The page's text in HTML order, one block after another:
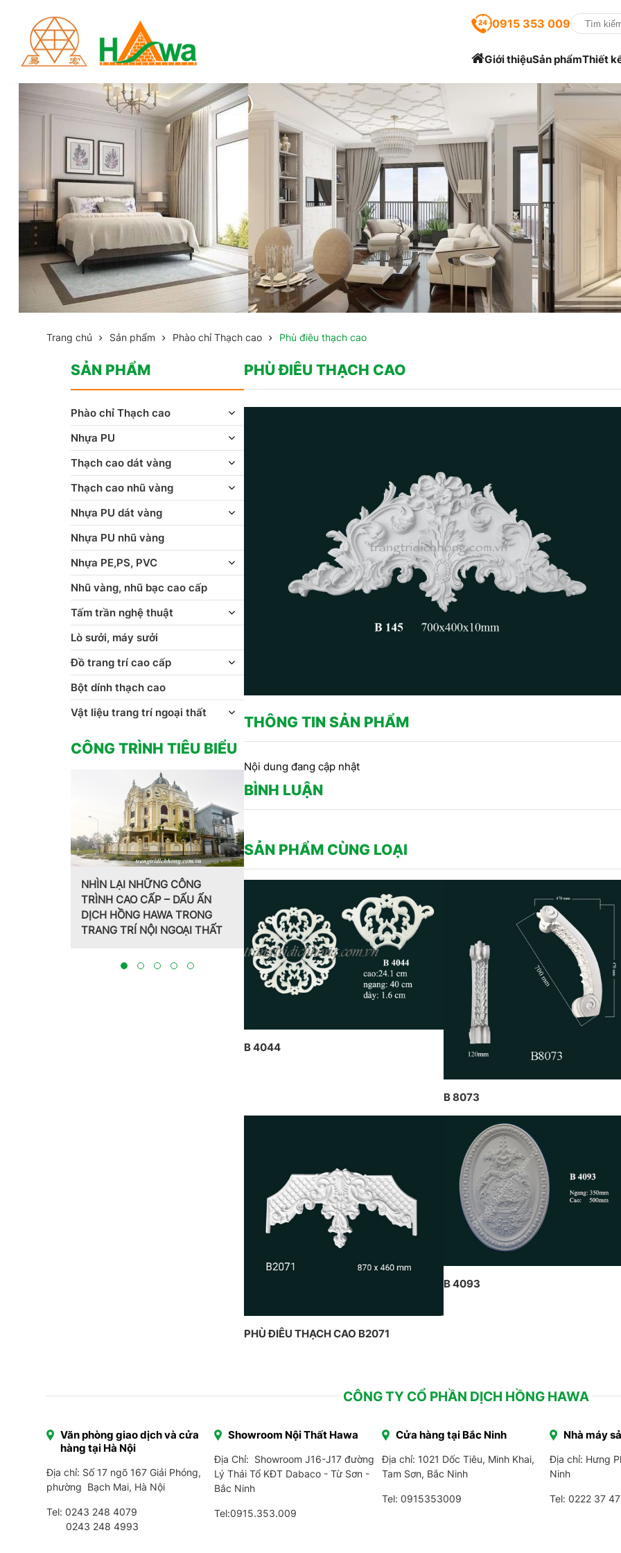
0915 353 009
Giới thiệuSản phẩmThiết
Trang chủ Sản phẩm Phào chỉ Thạch cao Phù điêu thạch cao
PHÙ ĐIÊU THẠCH CAO
THÔNG TIN SẢN PHẨM
Nội dung đang cập nhật
BÌNH LUẬN
SẢN PHẨM CÙNG LOẠI
B 4044
B 8073
PHÙ ĐIÊU THẠCH CAO B2071
B 4093
SẢN PHẨM
Phào chỉ Thạch cao
Nhựa PU
Thạch cao dát vàng
Thạch cao nhũ vàng
Nhựa PU dát vàng
Nhựa PU nhũ vàng
Nhựa PE,PS, PVC
Nhũ vàng, nhũ bạc cao cấp
Tấm trần nghệ thuật
Lò sưởi, máy sưởi
Đồ trang trí cao cấp
Bột dính thạch cao
Vật liệu trang trí ngoại thất
CÔNG TRÌNH TIÊU BIỂU
Trang trí nội thất theo phong
cách Pháp do CT CP Dịch
Hồng Hawa thiết kế, thi công
MẪU PHÀO CHỈ THẠCH CAO -
HOA VĂN TRANG TRÍ TRẦN DO
CT CP DỊCH HỒNG HAWA
THỰC HIỆN TẠI PENHOUSE
BẮC NINH
CÔNG TRÌNH SỬ DỤNG PHÀO
CHỈ HOA VĂN THẠCH CAO DO
CÔNG TY DỊCH HỒNG HAWA
THIẾT KẾ VÀ THI CÔNG THEO
PHONG CÁCH TRANG TRÍ NỘI
THẤT PHÁP
CÔNG TY CỔ PHẦN DỊCH HỒNG HAWA
Văn phòng giao dịch và cửa
hàng tại Hà Nội
Địa chỉ: Số 17 ngõ 167 Giải Phóng,
phường Bạch Mai, Hà Nội
Tel: 0243 248 4079
0243 248 4993
Showroom Nội Thất Hawa
Địa Chỉ: Showroom J16-J17 đường
Lý Thái Tổ KĐT Dabaco - Từ Sơn -
Bắc Ninh
Tel:0915.353.009
Cửa hàng tại Bắc Ninh
Địa chỉ: 1021 Dốc Tiêu, Minh Khai,
Tam Sơn, Bắc Ninh
Tel: 0915353009
Nhà máy
Địa chỉ: Hưng
Ninh
Tel: 0222 37